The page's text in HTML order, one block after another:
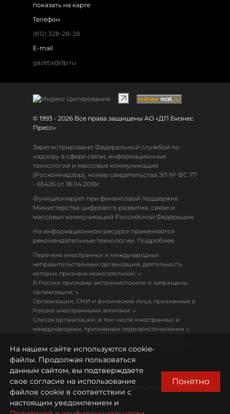
показать на карте
Телефон
(812) 328-28-28
E-mail
gazeta@dp.ru
© 1993 - 2026 Все права защищены АО «ДП Бизнес
Пресс»
Зарегистрировано Федеральной службой по
надзору в сфере связи, информационных
технологий и массовых коммуникаций
(Роскомнадзор), номер свидетельства ЭЛ № ФС 77
- 65426 от 18.04.2016г.
Функционирует при финансовой поддержке
Министерства цифрового развития, связи и
массовых коммуникаций Российской Федерации.
На информационном ресурсе применяются
рекомендательные технологии. Подробнее.
Перечень иностранных и международных
неправительственных организаций, деятельность
которых признана нежелательной: ↓
В России признаны экстремистскими и запрещены
организации: ↓
Организации, СМИ и физические лица, признанные в
России иностранными агентами: ↓
Список организаций, в том числе иностранных и
международных, признанных террористическими ↓
18+
Политика конфиденциальности
Правила использования информационных
материалов
На нашем сайте используются cookie-
файлы. Продолжая пользоваться
данным сайтом, вы подтверждаете
свое согласие на использование
файлов cookie в соответствии с
настоящим уведомлением и
Понятно